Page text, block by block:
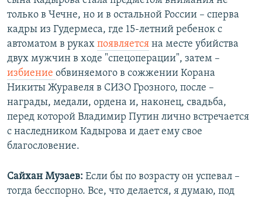
только в Чечне, но и в остальной России – сперва
кадры из Гудермеса, где 15-летний ребенок с
автоматом в руках появляется на месте убийства
двух мужчин в ходе "спецоперации", затем –
избиение обвиняемого в сожжении Корана
Никиты Журавеля в СИЗО Грозного, после –
награды, медали, ордена и, наконец, свадьба,
перед которой Владимир Путин лично встречается
с наследником Кадырова и дает ему свое
благословение.
Сайхан Музаев: Если бы по возрасту он успевал –
тогда бесспорно. Все, что делается, я думаю, под